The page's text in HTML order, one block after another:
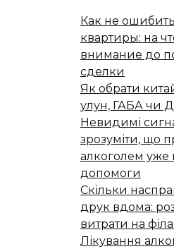
Как не
квартиры: на
внимание до
сделки
Як обрати
улун, ГАБА чи
Невидимі
зрозуміти, що
алкоголем уже
допомоги
Скільки
друк вдома:
витрати на
Лікування